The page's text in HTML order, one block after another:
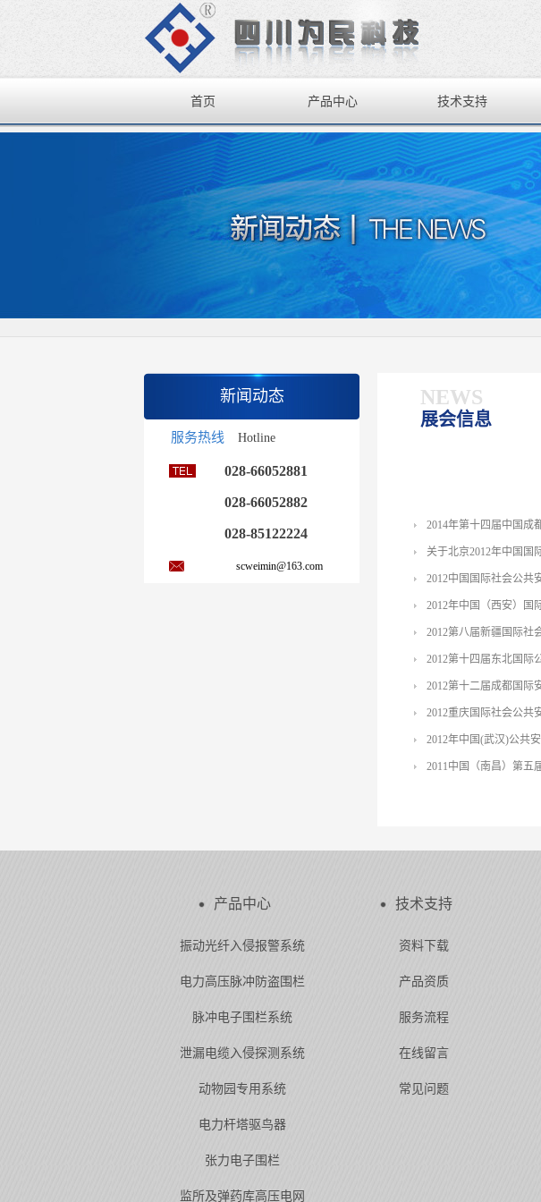
首页 产品中心 技术支持
新闻动态
服务热线 Hotline
028-66052881
028-66052882
028-85122224
scweimin@163.com
NEWS
展会信息
2014年第十四届中国成
关于北京2012年中国国
2012中国国际社会公共
2012年中国（西安）国
2012第八届新疆国际社
2012第十四届东北国际
2012第十二届成都国际
2012重庆国际社会公共
2012年中国(武汉)公共
2011中国（南昌）第五
产品中心
振动光纤入侵报警系统
电力高压脉冲防盗围栏
脉冲电子围栏系统
泄漏电缆入侵探测系统
动物园专用系统
电力杆塔驱鸟器
张力电子围栏
监所及弹药库高压电网
技术支持
资料下载
产品资质
服务流程
在线留言
常见问题